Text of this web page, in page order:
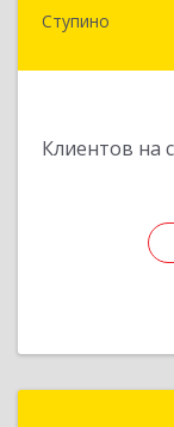
Ступино
Клиентов на
142800,